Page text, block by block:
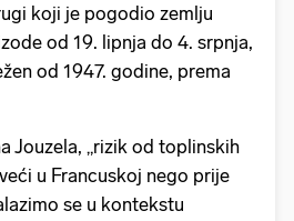
koji je pogodio zemlju
od 19. lipnja do 4. srpnja,
od 1947. godine, prema
Jouzela, „rizik od toplinskih
u Francuskoj nego prije
se u kontekstu